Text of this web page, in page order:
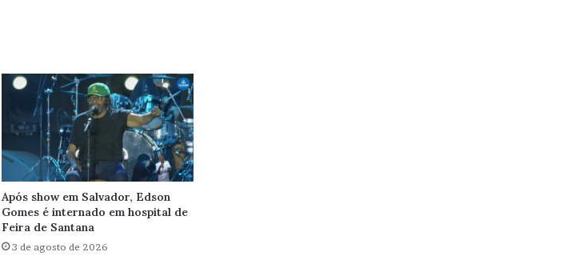
Após show em Salvador, Edson
Gomes é internado em hospital de
Feira de Santana
3 de agosto de 2026